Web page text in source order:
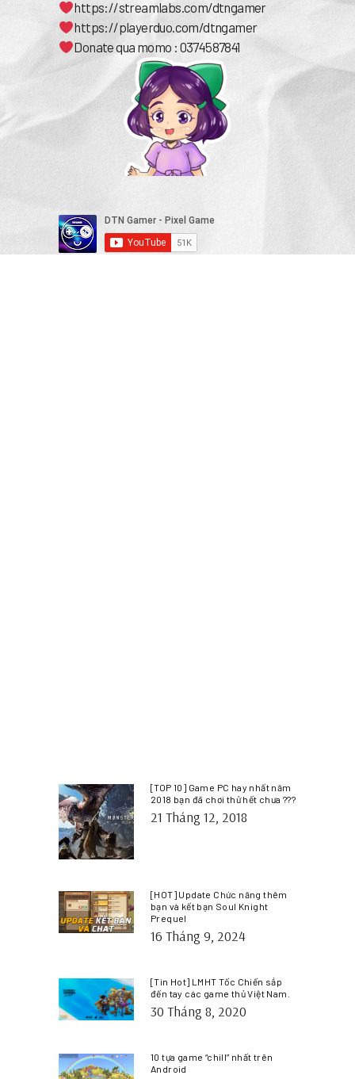
https://streamlabs.com/dtngamer
https://playerduo.com/dtngamer
Donate qua momo : 0374587841
[TOP 10] Game PC hay nhất năm
2018 bạn đã chơi thử hết chưa ???
21 Tháng 12, 2018
[HOT] Update Chức năng thêm
bạn và kết bạn Soul Knight
Prequel
16 Tháng 9, 2024
[Tin Hot] LMHT Tốc Chiến sắp
đến tay các game thủ Việt Nam.
30 Tháng 8, 2020
10 tựa game “chill” nhất trên
Android